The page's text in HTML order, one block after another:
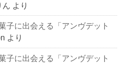
ん より
子に出会える「アンヴデット
より
子に出会える「アンヴデット